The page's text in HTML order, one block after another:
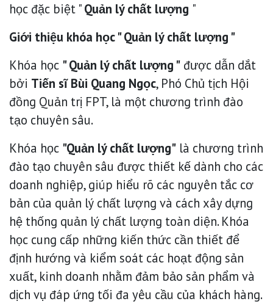
học đặc biệt "Quản lý chất lượng "
Giới thiệu khóa học " Quản lý chất lượng "
Khóa học " Quản lý chất lượng " được dẫn dắt
bởi Tiến sĩ Bùi Quang Ngọc, Phó Chủ tịch Hội
đồng Quản trị FPT, là một chương trình đào
tạo chuyên sâu.
Khóa học "Quản lý chất lượng" là chương trình
đào tạo chuyên sâu được thiết kế dành cho các
doanh nghiệp, giúp hiểu rõ các nguyên tắc cơ
bản của quản lý chất lượng và cách xây dựng
hệ thống quản lý chất lượng toàn diện. Khóa
học cung cấp những kiến thức cần thiết để
định hướng và kiểm soát các hoạt động sản
xuất, kinh doanh nhằm đảm bảo sản phẩm và
dịch vụ đáp ứng tối đa yêu cầu của khách hàng.